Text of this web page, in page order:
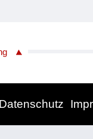
Datenschutz